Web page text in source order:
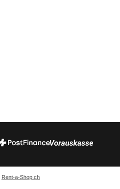
Rent-a-Shop.ch